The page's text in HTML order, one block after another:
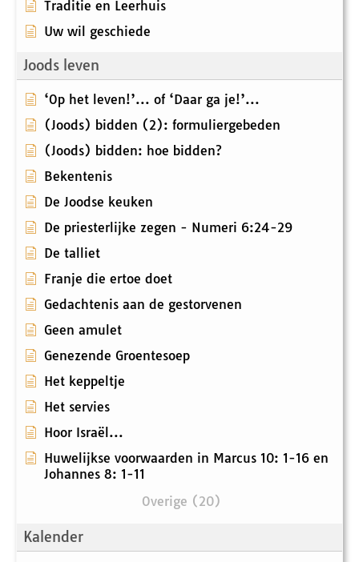
Traditie en Leerhuis
Uw wil geschiede
Joods leven
‘Op het leven!’... of ‘Daar ga je!’...
(Joods) bidden (2): formuliergebeden
(Joods) bidden: hoe bidden?
Bekentenis
De Joodse keuken
De priesterlijke zegen - Numeri 6:24-29
De talliet
Franje die ertoe doet
Gedachtenis aan de gestorvenen
Geen amulet
Genezende Groentesoep
Het keppeltje
Het servies
Hoor Israël...
Huwelijkse voorwaarden in Marcus 10: 1-16 en
Johannes 8: 1-11
Overige (20)
Kalender